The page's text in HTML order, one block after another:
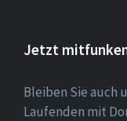
Jetzt
Bleiben Sie auch
Laufenden mit